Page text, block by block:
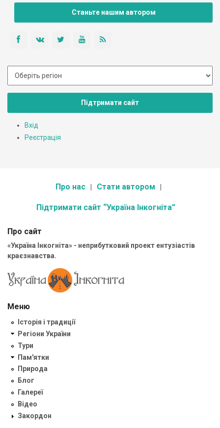
Станьте нашим автором
Підтримати сайт
Вхід
Реєстрація
Про нас Стати автором
Підтримати сайт “Україна Інкогніта”
Про сайт
«Україна Інкогніта» - неприбутковий проект ентузіастів
краєзнавства.
Меню
Історія і традиції
Регіони України
Тури
Пам'ятки
Природа
Блог
Галереї
Відео
Закордон